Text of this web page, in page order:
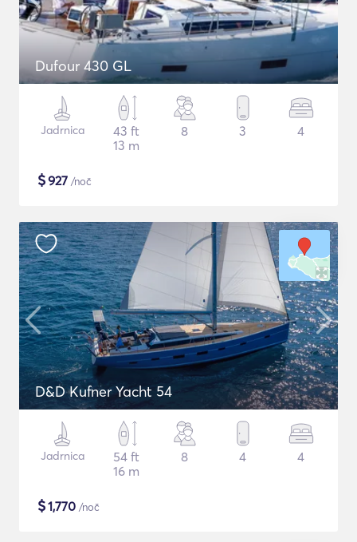
Dufour 430 GL
Jadrnica
43 ft
13 m
8 3 4
$927 /noč
D&D Kufner Yacht 54
Jadrnica
54 ft
16 m
8 4 4
$1,770 /noč